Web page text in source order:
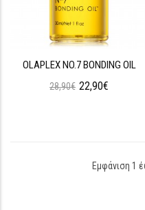
OLAPLEX NO.7 BONDING OIL
28,90€ 22,90€
Εμφάνιση 1